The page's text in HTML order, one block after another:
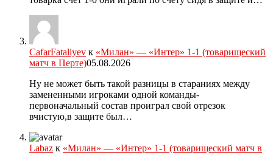
CafarFataliyev к «Милан» — «Интер» 1-1 (товарищеский
матч в Перте)05.08.2026
Ну не может быть такой разницы в стараниях между
замененными игроками одной команды-
первоначальный состав проиграл свой отрезок
вчистую,в защите был…
Labaz к «Милан» — «Интер» 1-1 (товарищеский матч в